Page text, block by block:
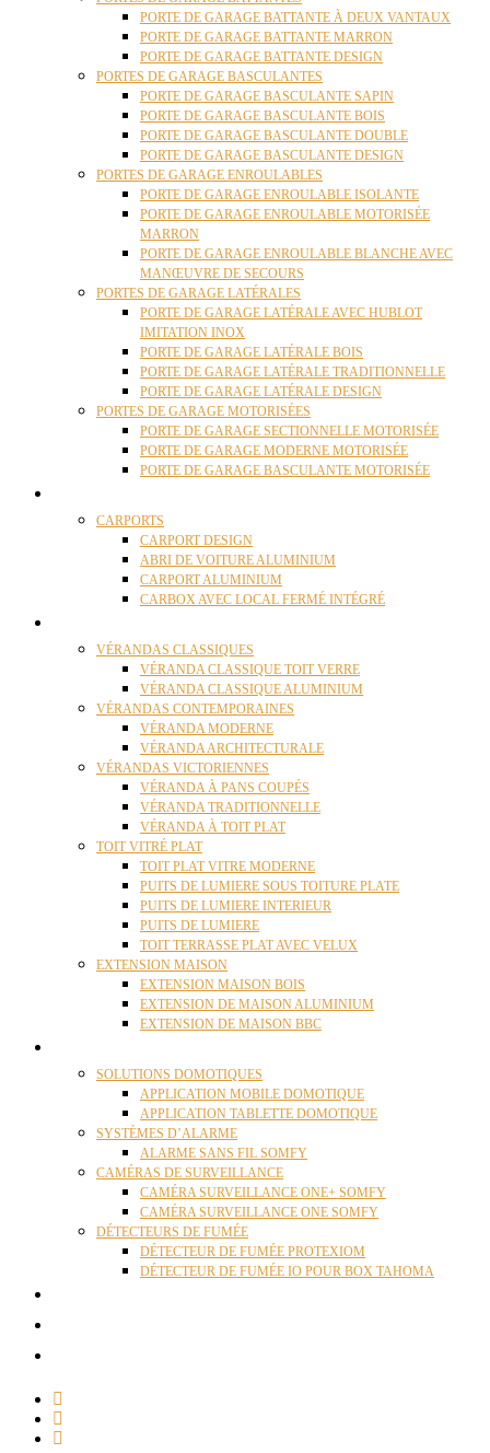
PORTE DE GARAGE BATTANTE À DEUX VANTAUX
PORTE DE GARAGE BATTANTE MARRON
PORTE DE GARAGE BATTANTE DESIGN
PORTES DE GARAGE BASCULANTES
PORTE DE GARAGE BASCULANTE SAPIN
PORTE DE GARAGE BASCULANTE BOIS
PORTE DE GARAGE BASCULANTE DOUBLE
PORTE DE GARAGE BASCULANTE DESIGN
PORTES DE GARAGE ENROULABLES
PORTE DE GARAGE ENROULABLE ISOLANTE
PORTE DE GARAGE ENROULABLE MOTORISÉE
MARRON
PORTE DE GARAGE ENROULABLE BLANCHE AVEC
MANŒUVRE DE SECOURS
PORTES DE GARAGE LATÉRALES
PORTE DE GARAGE LATÉRALE AVEC HUBLOT
IMITATION INOX
PORTE DE GARAGE LATÉRALE BOIS
PORTE DE GARAGE LATÉRALE TRADITIONNELLE
PORTE DE GARAGE LATÉRALE DESIGN
PORTES DE GARAGE MOTORISÉES
PORTE DE GARAGE SECTIONNELLE MOTORISÉE
PORTE DE GARAGE MODERNE MOTORISÉE
PORTE DE GARAGE BASCULANTE MOTORISÉE
CARPORTS
CARPORT DESIGN
ABRI DE VOITURE ALUMINIUM
CARPORT ALUMINIUM
CARBOX AVEC LOCAL FERMÉ INTÉGRÉ
VÉRANDAS CLASSIQUES
VÉRANDA CLASSIQUE TOIT VERRE
VÉRANDA CLASSIQUE ALUMINIUM
VÉRANDAS CONTEMPORAINES
VÉRANDA MODERNE
VÉRANDA ARCHITECTURALE
VÉRANDAS VICTORIENNES
VÉRANDA À PANS COUPÉS
VÉRANDA TRADITIONNELLE
VÉRANDA À TOIT PLAT
TOIT VITRÉ PLAT
TOIT PLAT VITRE MODERNE
PUITS DE LUMIERE SOUS TOITURE PLATE
PUITS DE LUMIERE INTERIEUR
PUITS DE LUMIERE
TOIT TERRASSE PLAT AVEC VELUX
EXTENSION MAISON
EXTENSION MAISON BOIS
EXTENSION DE MAISON ALUMINIUM
EXTENSION DE MAISON BBC
SOLUTIONS DOMOTIQUES
APPLICATION MOBILE DOMOTIQUE
APPLICATION TABLETTE DOMOTIQUE
SYSTÈMES D’ALARME
ALARME SANS FIL SOMFY
CAMÉRAS DE SURVEILLANCE
CAMÉRA SURVEILLANCE ONE+ SOMFY
CAMÉRA SURVEILLANCE ONE SOMFY
DÉTECTEURS DE FUMÉE
DÉTECTEUR DE FUMÉE PROTEXIOM
DÉTECTEUR DE FUMÉE IO POUR BOX TAHOMA